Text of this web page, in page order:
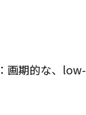
：画期的な、low-